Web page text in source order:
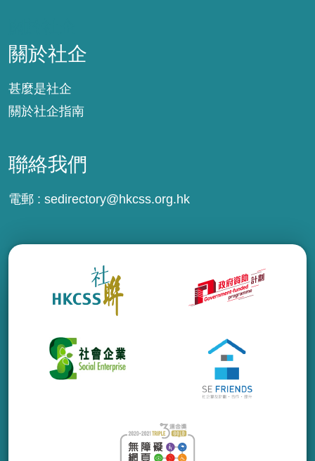
關於社企
甚麼是社企
關於社企指南
聯絡我們
電郵 : sedirectory@hkcss.org.hk